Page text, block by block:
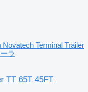
Novatech Terminal Trailer
ラ
TT 65T 45FT